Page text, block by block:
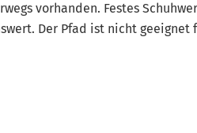
vorhanden. Festes
Der Pfad ist nicht geeignet